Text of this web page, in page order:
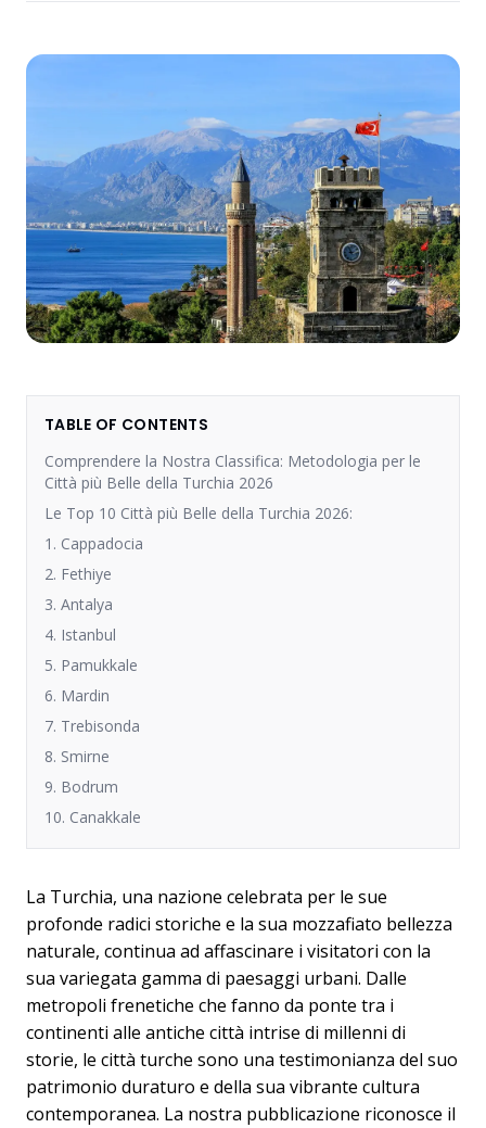
TABLE OF CONTENTS
Comprendere la Nostra Classifica: Metodologia per le
Città più Belle della Turchia 2026
Le Top 10 Città più Belle della Turchia 2026:
1. Cappadocia
2. Fethiye
3. Antalya
4. Istanbul
5. Pamukkale
6. Mardin
7. Trebisonda
8. Smirne
9. Bodrum
10. Canakkale
La Turchia, una nazione celebrata per le sue
profonde radici storiche e la sua mozzafiato bellezza
naturale, continua ad affascinare i visitatori con la
sua variegata gamma di paesaggi urbani. Dalle
metropoli frenetiche che fanno da ponte tra i
continenti alle antiche città intrise di millenni di
storie, le città turche sono una testimonianza del suo
patrimonio duraturo e della sua vibrante cultura
contemporanea. La nostra pubblicazione riconosce il